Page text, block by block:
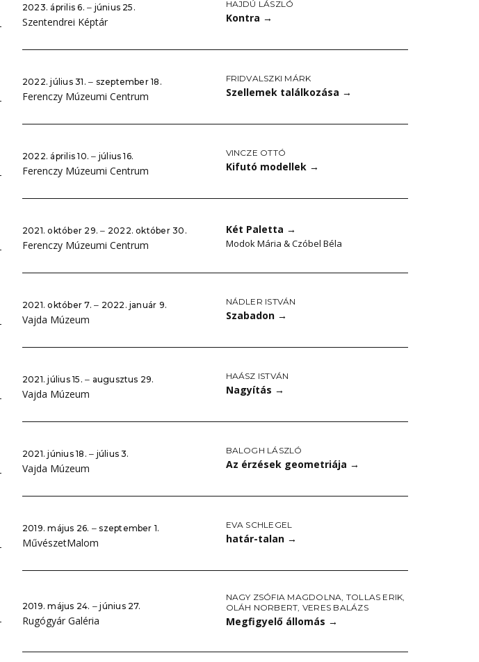
2023. április 6. ‒ június 25.
Szentendrei Képtár
HAJDÚ LÁSZLÓ
Kontra →
2022. július 31. ‒ szeptember 18.
Ferenczy Múzeumi Centrum
FRIDVALSZKI MÁRK
Szellemek találkozása →
2022. április 10. ‒ július 16.
Ferenczy Múzeumi Centrum
VINCZE OTTÓ
Kifutó modellek →
2021. október 29. ‒ 2022. október 30.
Ferenczy Múzeumi Centrum
Két Paletta →
Modok Mária & Czóbel Béla
2021. október 7. ‒ 2022. január 9.
Vajda Múzeum
NÁDLER ISTVÁN
Szabadon →
2021. július 15. ‒ augusztus 29.
Vajda Múzeum
HAÁSZ ISTVÁN
Nagyítás →
2021. június 18. ‒ július 3.
Vajda Múzeum
BALOGH LÁSZLÓ
Az érzések geometriája →
2019. május 26. ‒ szeptember 1.
MűvészetMalom
EVA SCHLEGEL
határ-talan →
2019. május 24. ‒ június 27.
Rugógyár Galéria
NAGY ZSÓFIA MAGDOLNA, TOLLAS ERIK,
OLÁH NORBERT, VERES BALÁZS
Megfigyelő állomás →